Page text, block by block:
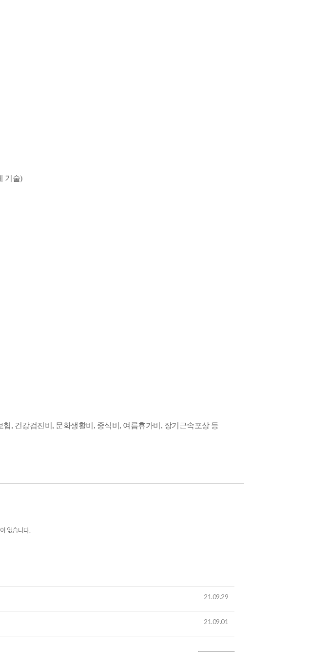
기술)
험, 건강검진비, 문화생활비, 중식비, 여름휴가비, 장기근속포상 등
없습니다.
21.09.29
21.09.01